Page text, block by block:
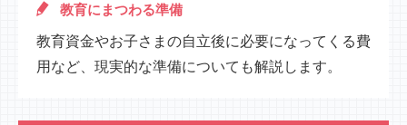
教育にまつわる準備
教育資金やお子さまの自立後に必要になってくる費
用など、現実的な準備についても解説します。